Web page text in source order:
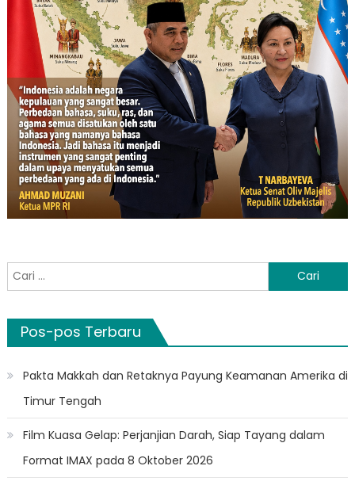
Cari
untuk:
Pos-pos Terbaru
Pakta Makkah dan Retaknya Payung Keamanan Amerika di
Timur Tengah
Film Kuasa Gelap: Perjanjian Darah, Siap Tayang dalam
Format IMAX pada 8 Oktober 2026